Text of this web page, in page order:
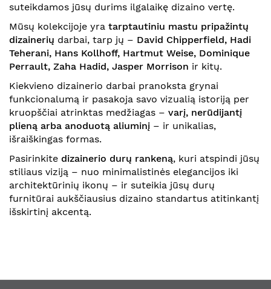
suteikdamos jūsų durims ilgalaikę dizaino vertę.
Mūsų kolekcijoje yra tarptautiniu mastu pripažintų
dizainerių darbai, tarp jų – David Chipperfield, Hadi
Teherani, Hans Kollhoff, Hartmut Weise, Dominique
Perrault, Zaha Hadid, Jasper Morrison ir kitų.
Kiekvieno dizainerio darbai pranoksta grynai
funkcionalumą ir pasakoja savo vizualią istoriją per
kruopščiai atrinktas medžiagas – varį, nerūdijantį
plieną arba anoduotą aliuminį – ir unikalias,
išraiškingas formas.
Pasirinkite dizainerio durų rankeną, kuri atspindi jūsų
stiliaus viziją – nuo minimalistinės elegancijos iki
architektūrinių ikonų – ir suteikia jūsų durų
furnitūrai aukščiausius dizaino standartus atitinkantį
išskirtinį akcentą.